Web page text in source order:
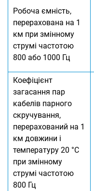
Робоча ємність,
перерахована на 1
км при змінному
струмі частотою
800 або 1000 Гц
Коефіцієнт
загасання пар
кабелів парного
скручування,
перерахований на 1
км довжини і
температуру 20 °С
при змінному
струмі частотою
800 Гц